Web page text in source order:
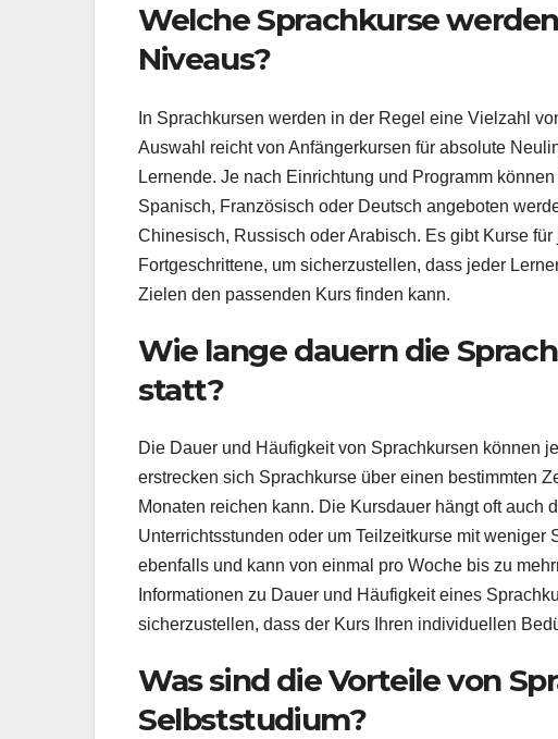
Welche Sprachkurse
Niveaus?
In Sprachkursen werden in der Regel eine Vielzahl
Auswahl reicht von Anfängerkursen für absolute
Lernende. Je nach Einrichtung und Programm
Spanisch, Französisch oder Deutsch angeboten
Chinesisch, Russisch oder Arabisch. Es gibt Kurse
Fortgeschrittene, um sicherzustellen, dass jeder
Zielen den passenden Kurs finden kann.
Wie lange dauern die
statt?
Die Dauer und Häufigkeit von Sprachkursen können
erstrecken sich Sprachkurse über einen bestimmten
Monaten reichen kann. Die Kursdauer hängt oft auch
Unterrichtsstunden oder um Teilzeitkurse mit
ebenfalls und kann von einmal pro Woche bis zu
Informationen zu Dauer und Häufigkeit eines
sicherzustellen, dass der Kurs Ihren individuellen
Was sind die Vorteile von
Selbststudium?